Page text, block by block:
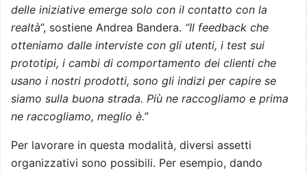
delle iniziative emerge solo con il contatto con la
realtà”, sostiene Andrea Bandera. “Il feedback che
otteniamo dalle interviste con gli utenti, i test sui
prototipi, i cambi di comportamento dei clienti che
usano i nostri prodotti, sono gli indizi per capire se
siamo sulla buona strada. Più ne raccogliamo e prima
ne raccogliamo, meglio è.”
Per lavorare in questa modalità, diversi assetti
organizzativi sono possibili. Per esempio, dando